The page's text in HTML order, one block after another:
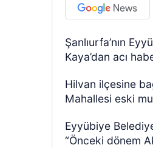
Şanlıurfa’nın
Kaya’dan acı
Hilvan ilçesine
Mahallesi eski
Eyyübiye
“Önceki dönem